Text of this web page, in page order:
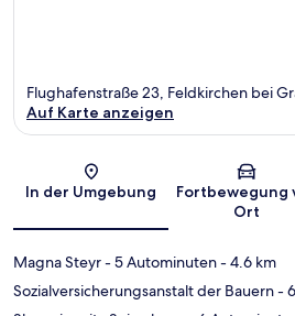
Karte
Flughafenstraße 23, Feldkirchen bei
Auf Karte anzeigen
In der Umgebung
Fortbewegung
Ort
Magna Steyr- 5 Autominuten- 4.6 km
Sozialversicherungsanstalt der Bauern-